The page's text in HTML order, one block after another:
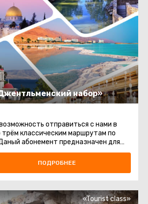
набор»
отправиться с нами в
классическим маршрутам по
тех, кто хочет увидеть ...
ПОДРОБНЕЕ
«Tourist class»